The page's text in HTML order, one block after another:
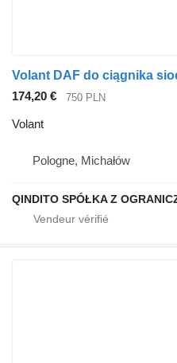
174,20 € 750 PLN
Volant
Pologne, Michałów